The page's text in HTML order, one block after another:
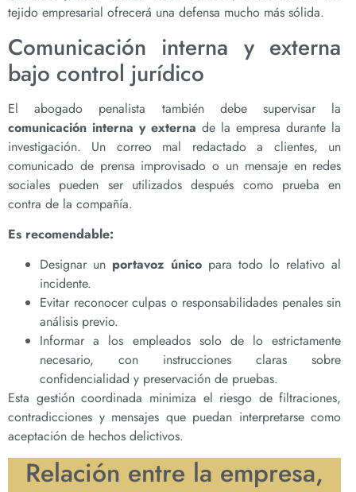
tejido empresarial ofrecerá una defensa mucho más sólida.
Comunicación interna y externa
bajo control jurídico
El abogado penalista también debe supervisar la
comunicación interna y externa de la empresa durante la
investigación. Un correo mal redactado a clientes, un
comunicado de prensa improvisado o un mensaje en redes
sociales pueden ser utilizados después como prueba en
contra de la compañía.
Es recomendable:
Designar un portavoz únicopara todo lo relativo al
incidente.
Evitar reconocer culpas o responsabilidades penales sin
análisis previo.
Informar a los empleados solo de lo estrictamente
necesario, con instrucciones claras sobre
confidencialidad y preservación de pruebas.
Esta gestión coordinada minimiza el riesgo de filtraciones,
contradicciones y mensajes que puedan interpretarse como
aceptación de hechos delictivos.
Relación entre la empresa,